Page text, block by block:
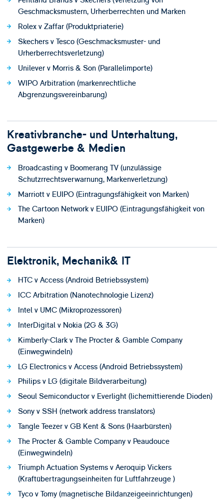
Geschmacksmustern, Urherberrechten und Marken
Rolex v Zaffar (Produktpriaterie)
Skechers v Tesco (Geschmacksmuster- und
Urherberrechtsverletzung)
Unilever v Morris & Son (Parallelimporte)
WIPO Arbitration (markenrechtliche
Abgrenzungsvereinbarung)
Kreativbranche- und Unterhaltung,
Gastgewerbe & Medien
Broadcasting v Boomerang TV (unzulässige
Schutzrrechtsverwarnung, Markenverletzung)
Marriott v EUIPO (Eintragungsfähigkeit von Marken)
The Cartoon Network v EUIPO (Eintragungsfähigkeit von
Marken)
Elektronik, Mechanik& IT
HTC v Access (Android Betriebssystem)
ICC Arbitration (Nanotechnologie Lizenz)
Intel v UMC (Mikroprozessoren)
InterDigital v Nokia (2G & 3G)
Kimberly-Clark v The Procter & Gamble Company
(Einwegwindeln)
LG Electronics v Access (Android Betriebssystem)
Philips v LG (digitale Bildverarbeitung)
Seoul Semiconductor v Everlight (lichemittierende Dioden)
Sony v SSH (network address translators)
Tangle Teezer v GB Kent & Sons (Haarbürsten)
The Procter & Gamble Company v Peaudouce
(Einwegwindeln)
Triumph Actuation Systems v Aeroquip Vickers
(Kraftübertragungseinheiten für Luftfahrzeuge )
Tyco v Tomy (magnetische Bildanzeigeeinrichtungen)